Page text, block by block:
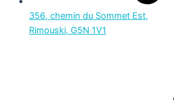
356, chemin du Sommet Est,
Rimouski, G5N 1V1